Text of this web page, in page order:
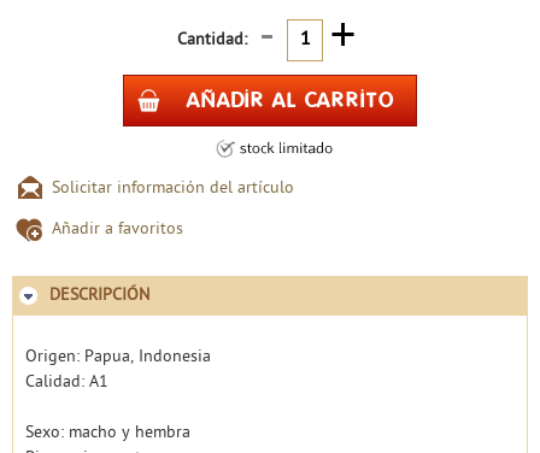
Cantidad: - +
Solicitar información del artículo
Añadir a favoritos
DESCRIPCIÓN
Origen: Papua, Indonesia
Calidad: A1
Sexo: macho y hembra